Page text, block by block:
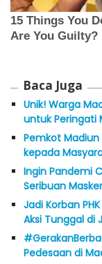
Baca Juga
Unik! Warga
untuk Peringati
Pemkot Madiun
kepada
Ingin Pandemi
Seribuan
Jadi Korban
Aksi Tunggal di
Pedesaan di